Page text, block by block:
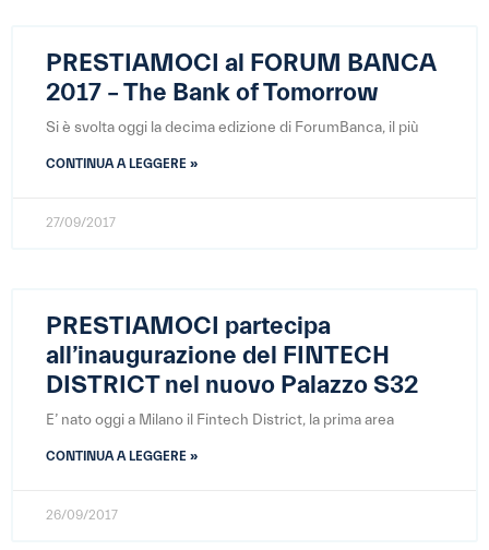
PRESTIAMOCI al FORUM BANCA
2017 – The Bank of Tomorrow
Si è svolta oggi la decima edizione di ForumBanca, il più
CONTINUA A LEGGERE »
27/09/2017
PRESTIAMOCI partecipa
all’inaugurazione del FINTECH
DISTRICT nel nuovo Palazzo S32
E’ nato oggi a Milano il Fintech District, la prima area
CONTINUA A LEGGERE »
26/09/2017